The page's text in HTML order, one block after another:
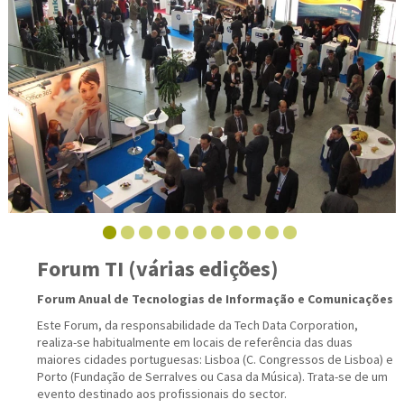
Forum TI (várias edições)
Forum Anual de Tecnologias de Informação e Comunicações
Este Forum, da responsabilidade da Tech Data Corporation,
realiza-se habitualmente em locais de referência das duas
maiores cidades portuguesas: Lisboa (C. Congressos de Lisboa) e
Porto (Fundação de Serralves ou Casa da Música). Trata-se de um
evento destinado aos profissionais do sector.